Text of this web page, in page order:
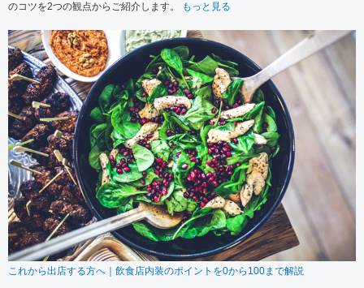
のコツを2つの観点からご紹介します。
もっと見る
これから出店する方へ｜飲食店内装のポイントを0から100まで解説